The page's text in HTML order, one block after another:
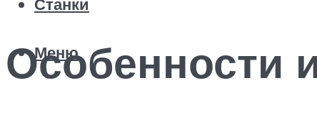
Станки
Меню
Особенности